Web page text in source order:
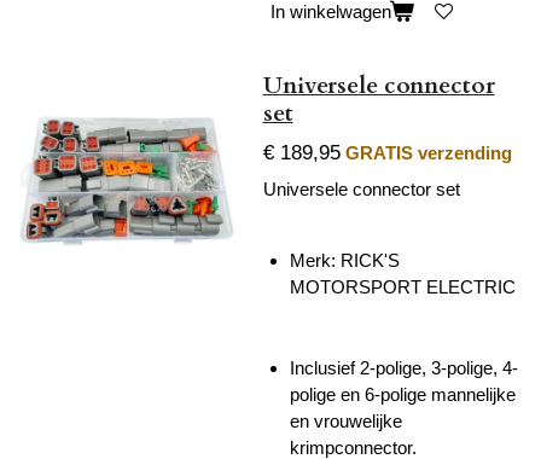
In winkelwagen
Universele connector
set
€ 189,95 GRATIS verzending
Universele connector set
Merk: RICK'S
MOTORSPORT ELECTRIC
Inclusief 2-polige, 3-polige, 4-
polige en 6-polige mannelijke
en vrouwelijke
krimpconnector.